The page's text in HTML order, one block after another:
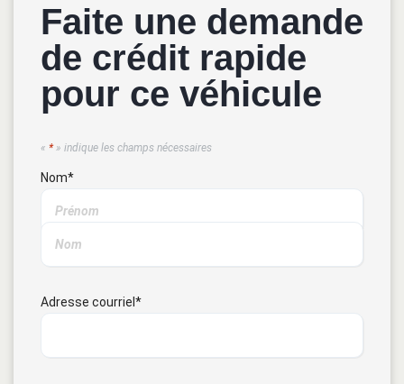
Faite une demande
de crédit rapide
pour ce véhicule
« *» indique les champs nécessaires
Nom*
Adresse courriel *